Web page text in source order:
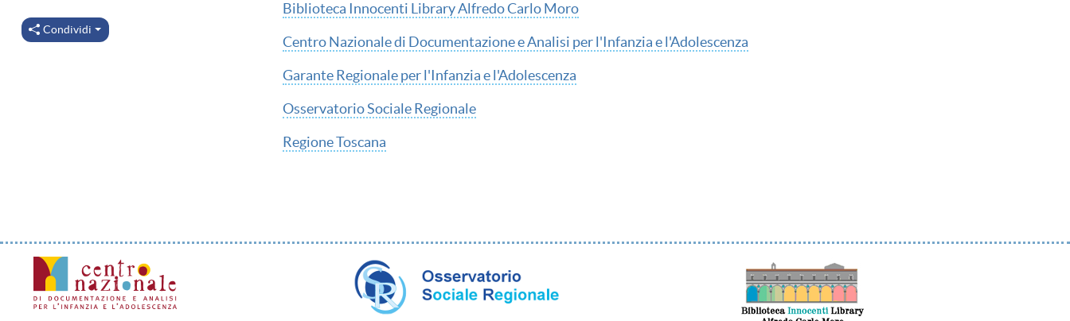
Biblioteca Innocenti Library Alfredo Carlo Moro
Centro Nazionale di Documentazione e Analisi per l'Infanzia e l'Adolescenza
Garante Regionale per l'Infanzia e l'Adolescenza
Osservatorio Sociale Regionale
Regione Toscana
Condividi